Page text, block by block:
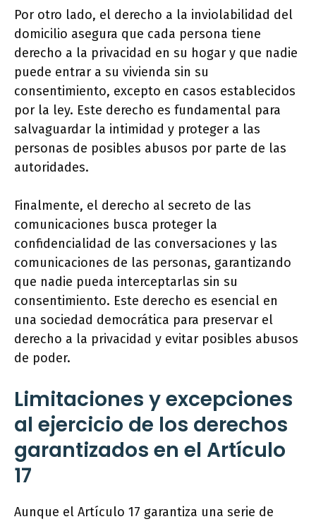
Por otro lado, el derecho a la inviolabilidad del
domicilio asegura que cada persona tiene
derecho a la privacidad en su hogar y que nadie
puede entrar a su vivienda sin su
consentimiento, excepto en casos establecidos
por la ley. Este derecho es fundamental para
salvaguardar la intimidad y proteger a las
personas de posibles abusos por parte de las
autoridades.
Finalmente, el derecho al secreto de las
comunicaciones busca proteger la
confidencialidad de las conversaciones y las
comunicaciones de las personas, garantizando
que nadie pueda interceptarlas sin su
consentimiento. Este derecho es esencial en
una sociedad democrática para preservar el
derecho a la privacidad y evitar posibles abusos
de poder.
Limitaciones y excepciones
al ejercicio de los derechos
garantizados en el Artículo
17
Aunque el Artículo 17 garantiza una serie de